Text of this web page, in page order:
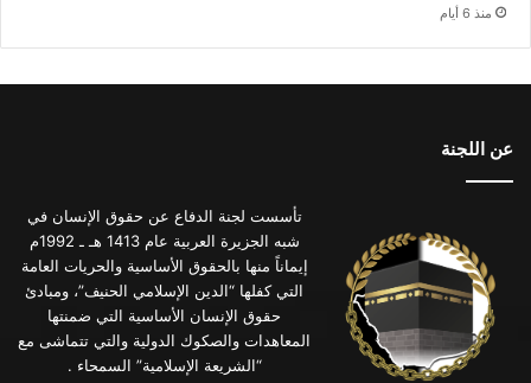
منذ 6 أيام
عن اللجنة
تأسست لجنة الدفاع عن حقوق الإنسان في
شبه الجزيرة العربية عام 1413 هـ ـ 1992م
إيماناً منها بالحقوق الأساسية والحريات العامة
التي كفلها “الدين الإسلامي الحنيف”، ومبادئ
حقوق الإنسان الأساسية التي ضمنتها
المعاهدات والصكوك الدولية والتي تتماشى مع
“الشريعة الإسلامية” السمحاء .